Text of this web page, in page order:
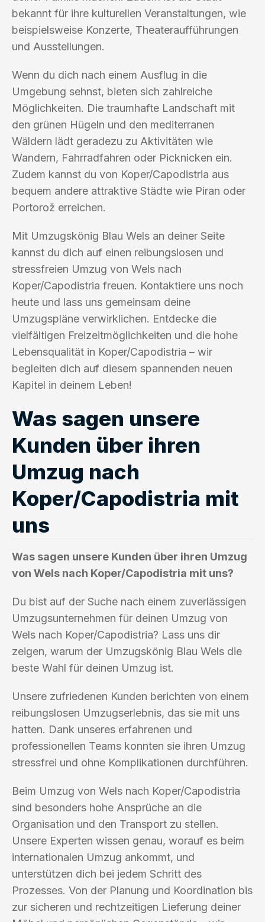
bekannt für ihre kulturellen Veranstaltungen, wie
beispielsweise Konzerte, Theateraufführungen
und Ausstellungen.
Wenn du dich nach einem Ausflug in die
Umgebung sehnst, bieten sich zahlreiche
Möglichkeiten. Die traumhafte Landschaft mit
den grünen Hügeln und den mediterranen
Wäldern lädt geradezu zu Aktivitäten wie
Wandern, Fahrradfahren oder Picknicken ein.
Zudem kannst du von Koper/Capodistria aus
bequem andere attraktive Städte wie Piran oder
Portorož erreichen.
Mit Umzugskönig Blau Wels an deiner Seite
kannst du dich auf einen reibungslosen und
stressfreien Umzug von Wels nach
Koper/Capodistria freuen. Kontaktiere uns noch
heute und lass uns gemeinsam deine
Umzugspläne verwirklichen. Entdecke die
vielfältigen Freizeitmöglichkeiten und die hohe
Lebensqualität in Koper/Capodistria – wir
begleiten dich auf diesem spannenden neuen
Kapitel in deinem Leben!
Was sagen unsere
Kunden über ihren
Umzug nach
Koper/Capodistria mit
uns
Was sagen unsere Kunden über ihren Umzug
von Wels nach Koper/Capodistria mit uns?
Du bist auf der Suche nach einem zuverlässigen
Umzugsunternehmen für deinen Umzug von
Wels nach Koper/Capodistria? Lass uns dir
zeigen, warum der Umzugskönig Blau Wels die
beste Wahl für deinen Umzug ist.
Unsere zufriedenen Kunden berichten von einem
reibungslosen Umzugserlebnis, das sie mit uns
hatten. Dank unseres erfahrenen und
professionellen Teams konnten sie ihren Umzug
stressfrei und ohne Komplikationen durchführen.
Beim Umzug von Wels nach Koper/Capodistria
sind besonders hohe Ansprüche an die
Organisation und den Transport zu stellen.
Unsere Experten wissen genau, worauf es beim
internationalen Umzug ankommt, und
unterstützen dich bei jedem Schritt des
Prozesses. Von der Planung und Koordination bis
zur sicheren und rechtzeitigen Lieferung deiner